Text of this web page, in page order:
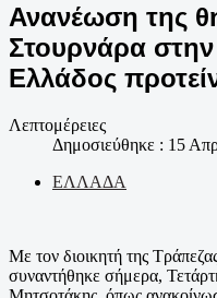
Ανανέωση της
Στουρνάρα
Ελλάδος
Λεπτομέρειες
Δημοσιεύθηκε : 15
ΕΛΛΑΔΑ
Με τον διοικητή της
συναντήθηκε σήμερα,